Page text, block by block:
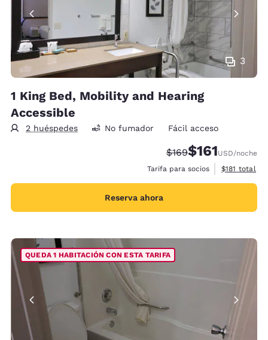
3
1 King Bed, Mobility and Hearing
Accessible
2 huéspedes No fumador Fácil acceso
Tarifa tachada:
$169Tarifa reducida:
$161USD/noche
Tarifa para socios
Ver detalles
$181 total
Reserva ahora
QUEDA 1 HABITACIÓN CON ESTA TARIFA